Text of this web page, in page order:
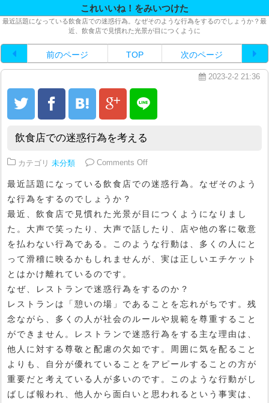
これいいね！をみいつけた
最近話題になっている飲食店での迷惑行為。なぜそのような行為をするのでしょうか？最
近、飲食店で見慣れた光景が目につくように
前のページ TOP 次のページ
2023-2-2 21:36
飲食店での迷惑行為を考える
カテゴリ 未分類 Comments Offon 飲食店での迷惑行為を考える
最近話題になっている飲食店での迷惑行為。なぜそのよう
な行為をするのでしょうか？
最近、飲食店で見慣れた光景が目につくようになりまし
た。大声で笑ったり、大声で話したり、店や他の客に敬意
を払わない行為である。このような行動は、多くの人にと
って滑稽に映るかもしれませんが、実は正しいエチケット
とはかけ離れているのです。
なぜ、レストランで迷惑行為をするのか？
レストランは「憩いの場」であることを忘れがちです。残
念ながら、多くの人が社会のルールや規範を尊重すること
ができません。レストランで迷惑行為をする主な理由は、
他人に対する尊敬と配慮の欠如です。周囲に気を配ること
よりも、自分が優れていることをアピールすることの方が
重要だと考えている人が多いのです。このような行動がし
ばしば報われ、他人から面白いと思われるという事実は、